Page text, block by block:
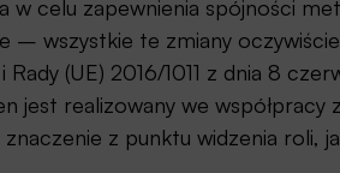
w celu zapewnienia spójności
– wszystkie te zmiany
(UE) 2016/1011 z dnia 8
jest realizowany we
z punktu widzenia roli,